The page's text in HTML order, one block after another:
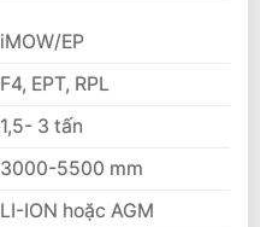
iMOW/EP
F4, EPT, RPL
1,5- 3 tấn
3000-5500 mm
LI-ION hoặc AGM